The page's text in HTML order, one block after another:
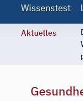
navigation
Wissenstest
Aktuelles